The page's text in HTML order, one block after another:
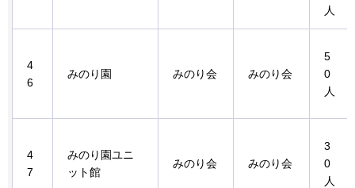
人
4
6
みのり園 みのり会 みのり会
5
0
人
4
7
みのり園ユニ
ット館
みのり会 みのり会
3
0
人